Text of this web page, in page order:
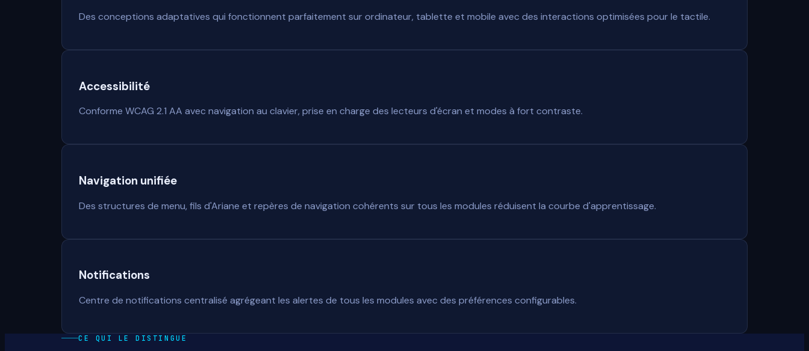
Des conceptions adaptatives qui fonctionnent parfaitement sur ordinateur, tablette et mobile avec des interactions optimisées pour le tactile.
Accessibilité
Conforme WCAG 2.1 AA avec navigation au clavier, prise en charge des lecteurs d'écran et modes à fort contraste.
Navigation unifiée
Des structures de menu, fils d'Ariane et repères de navigation cohérents sur tous les modules réduisent la courbe d'apprentissage.
Notifications
Centre de notifications centralisé agrégeant les alertes de tous les modules avec des préférences configurables.
CE QUI LE DISTINGUE